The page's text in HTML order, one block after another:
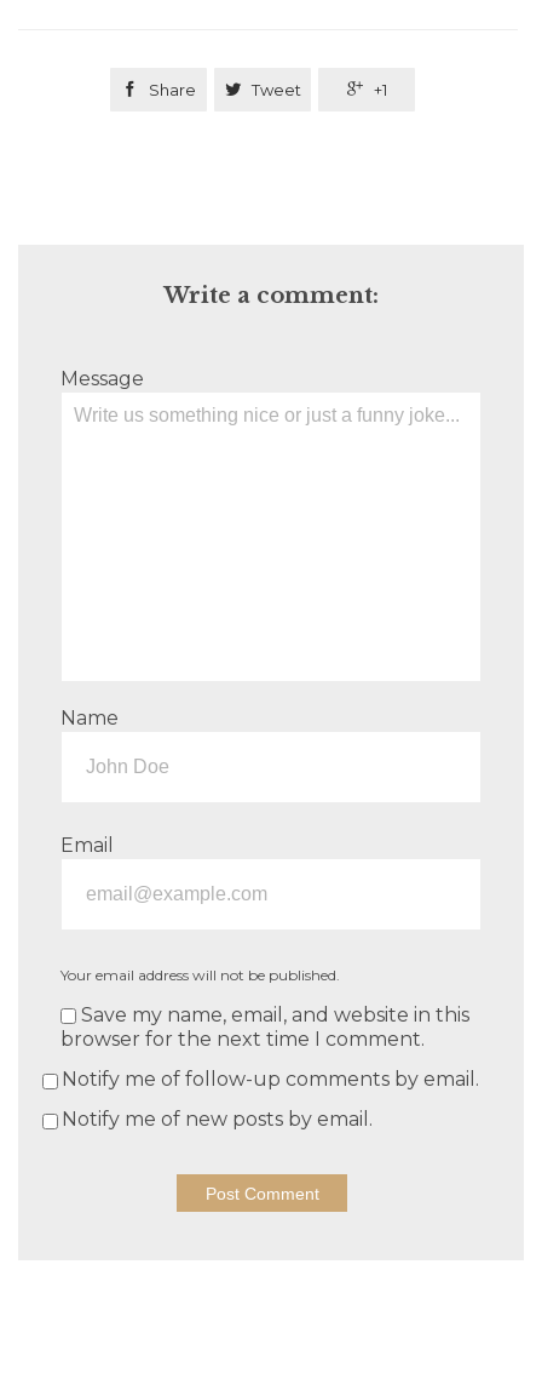
 Share  Tweet  +1
Write a comment:
Message
Name
Email
Your email address will not be published.
Save my name, email, and website in this
browser for the next time I comment.
Notify me of follow-up comments by email.
Notify me of new posts by email.